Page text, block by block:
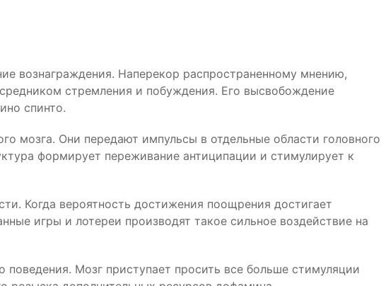
вознаграждения. Наперекор распространенному мнению,
стремления и побуждения. Его высвобождение
спинто.
мозга. Они передают импульсы в отдельные области головного
формирует переживание антиципации и стимулирует к
Когда вероятность достижения поощрения достигает
игры и лотереи производят такое сильное воздействие на
Мозг приступает просить все больше стимуляции